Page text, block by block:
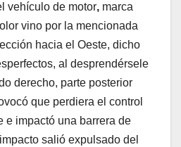
vehículo de motor, marca
vino por la mencionada
hacia el Oeste, dicho
al desprendérsele
derecho, parte posterior
que perdiera el control
e impactó una barrera de
salió expulsado del